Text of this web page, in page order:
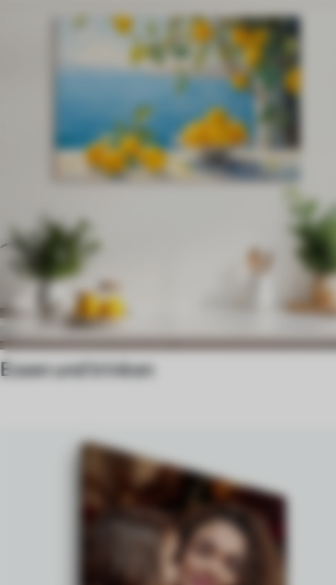
Essen und trinken